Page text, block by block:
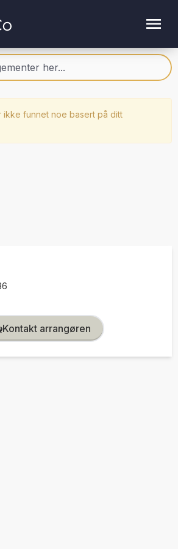
ikke funnet noe basert på ditt
Kontakt arrangøren